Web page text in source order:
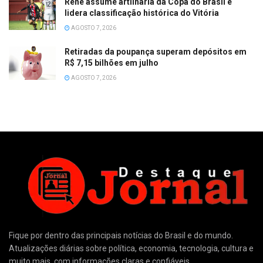
lidera classificação histórica do Vitória
AGOSTO 7, 2026
Retiradas da poupança superam depósitos em
R$ 7,15 bilhões em julho
AGOSTO 7, 2026
Fique por dentro das principais notícias do Brasil e do mundo.
Atualizações diárias sobre política, economia, tecnologia, cultura e